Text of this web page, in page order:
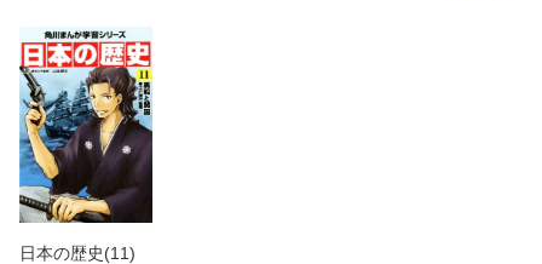
日本の歴史(11)